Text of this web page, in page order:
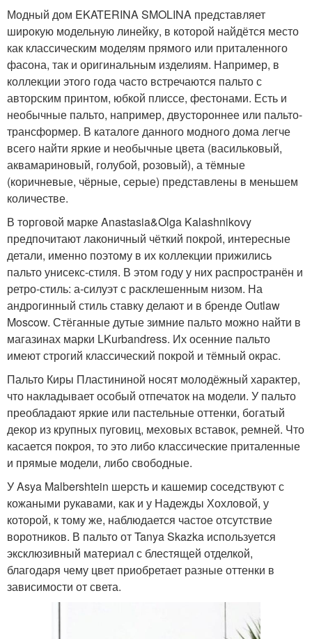
Модный дом EKATERINA SMOLINA представляет
широкую модельную линейку, в которой найдётся место
как классическим моделям прямого или приталенного
фасона, так и оригинальным изделиям. Например, в
коллекции этого года часто встречаются пальто с
авторским принтом, юбкой плиссе, фестонами. Есть и
необычные пальто, например, двустороннее или пальто-
трансформер. В каталоге данного модного дома легче
всего найти яркие и необычные цвета (васильковый,
аквамариновый, голубой, розовый), а тёмные
(коричневые, чёрные, серые) представлены в меньшем
количестве.
В торговой марке Anastasia&Olga Kalashnikovy
предпочитают лаконичный чёткий покрой, интересные
детали, именно поэтому в их коллекции прижились
пальто унисекс-стиля. В этом году у них распространён и
ретро-стиль: а-силуэт с расклешенным низом. На
андрогинный стиль ставку делают и в бренде Outlaw
Moscow. Стёганные дутые зимние пальто можно найти в
магазинах марки LKurbandress. Их осенние пальто
имеют строгий классический покрой и тёмный окрас.
Пальто Киры Пластининой носят молодёжный характер,
что накладывает особый отпечаток на модели. У пальто
преобладают яркие или пастельные оттенки, богатый
декор из крупных пуговиц, меховых вставок, ремней. Что
касается покроя, то это либо классические приталенные
и прямые модели, либо свободные.
У Asya Malbershtein шерсть и кашемир соседствуют с
кожаными рукавами, как и у Надежды Хохловой, у
которой, к тому же, наблюдается частое отсутствие
воротников. В пальто от Tanya Skazka используется
эксклюзивный материал с блестящей отделкой,
благодаря чему цвет приобретает разные оттенки в
зависимости от света.